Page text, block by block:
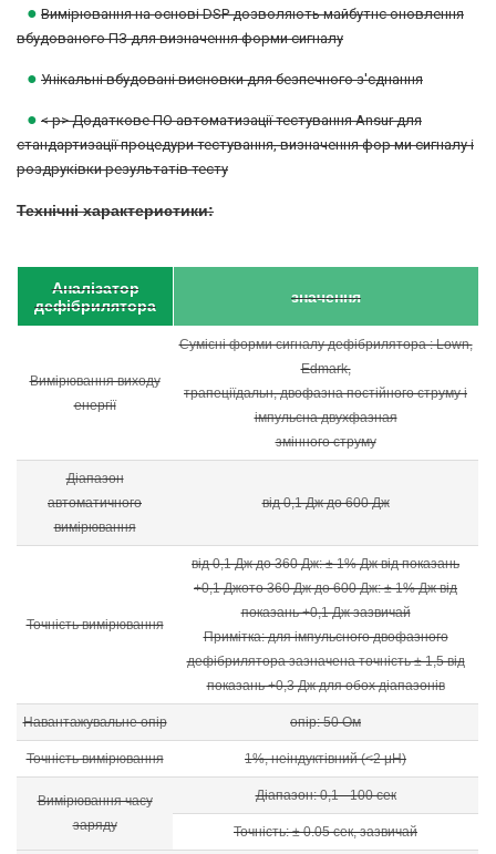
● Вимірювання на основі DSP дозволяють майбутнє оновлення
вбудованого ПЗ для визначення форми сигналу
● Унікальні вбудовані висновки для безпечного з'єднання
< p>
●
Додаткове ПО автоматизації тестування Ansur для
стандартизації процедури тестування, визначення фор ми сигналу і
роздруківки результатів тесту
Технічні характеристики:
Аналізатор
дефібрилятора
значення
Вимірювання виходу
енергії
Сумісні форми сигналу дефібрилятора : Lown,
Edmark,
трапеціїдальн, двофазна постійного струму і
імпульсна двухфазная
змінного струму
Діапазон
автоматичного
вимірювання
від 0,1 Дж до 600 Дж
Точність вимірювання
від 0,1 Дж до 360 Дж: ± 1% Дж від показань
+0,1 Джото 360 Дж до 600 Дж: ± 1% Дж від
показань +0,1 Дж зазвичай
Примітка: для імпульсного двофазного
дефібрилятора зазначена точність ± 1,5 від
показань +0,3 Дж для обох діапазонів
Навантажувальне опір опір: 50 Ом
Точність вимірювання 1%, неіндуктівний (<2 μH)
Вимірювання часу
заряду
Діапазон: 0,1 - 100 сек
Точність: ± 0.05 сек, зазвичай